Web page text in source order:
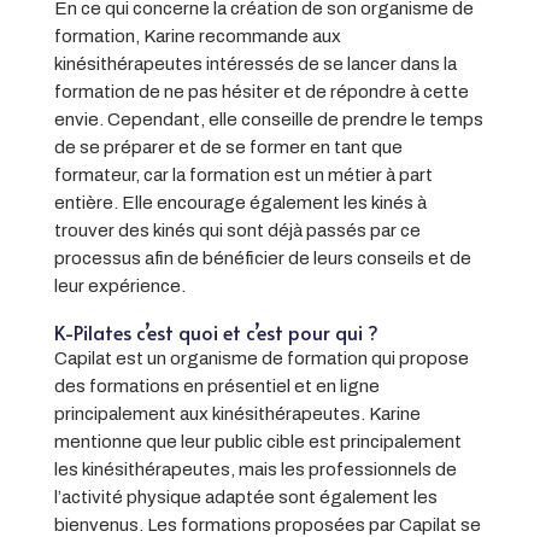
En ce qui concerne la création de son organisme de
formation, Karine recommande aux
kinésithérapeutes intéressés de se lancer dans la
formation de ne pas hésiter et de répondre à cette
envie. Cependant, elle conseille de prendre le temps
de se préparer et de se former en tant que
formateur, car la formation est un métier à part
entière. Elle encourage également les kinés à
trouver des kinés qui sont déjà passés par ce
processus afin de bénéficier de leurs conseils et de
leur expérience.
K-Pilates c’est quoi et c’est pour qui ?
Capilat est un organisme de formation qui propose
des formations en présentiel et en ligne
principalement aux kinésithérapeutes. Karine
mentionne que leur public cible est principalement
les kinésithérapeutes, mais les professionnels de
l’activité physique adaptée sont également les
bienvenus. Les formations proposées par Capilat se